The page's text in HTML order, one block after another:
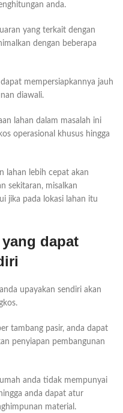
anda.
yang terkait dengan
dengan beberapa
mempersiapkannya jauh
diawali.
lahan dalam masalah ini
operasional khusus hingga
lahan lebih cepat akan
sekitaran, misalkan
jika pada lokasi lahan itu
dapat
upayakan sendiri akan
tambang pasir, anda dapat
penyiapan pembangunan
anda tidak mempunyai
anda dapat atur
material.